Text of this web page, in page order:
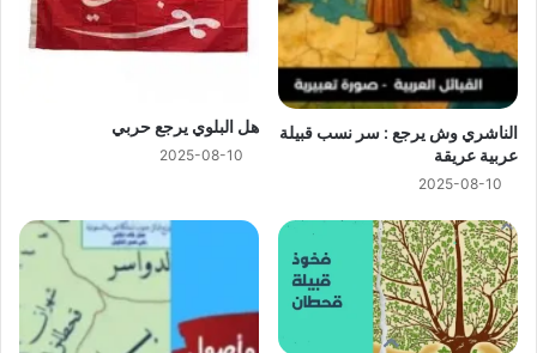
الناشري وش يرجع : سر نسب قبيلة
عربية عريقة
2025-08-10
هل البلوي يرجع حربي
2025-08-10